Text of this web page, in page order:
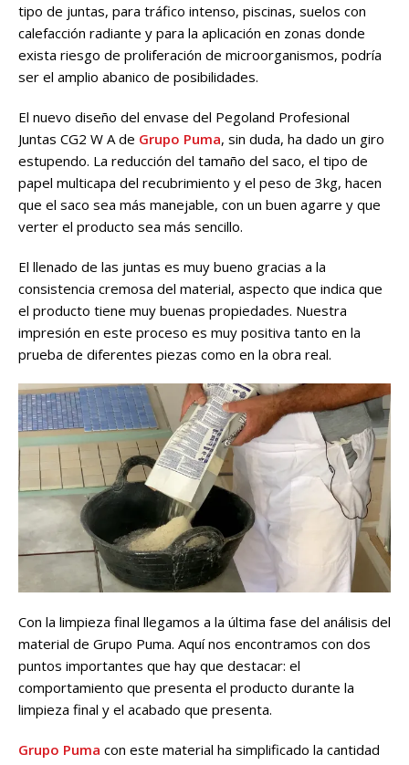
tipo de juntas, para tráfico intenso, piscinas, suelos con
calefacción radiante y para la aplicación en zonas donde
exista riesgo de proliferación de microorganismos, podría
ser el amplio abanico de posibilidades.
El nuevo diseño del envase del Pegoland Profesional
Juntas CG2 W A de Grupo Puma, sin duda, ha dado un giro
estupendo. La reducción del tamaño del saco, el tipo de
papel multicapa del recubrimiento y el peso de 3kg, hacen
que el saco sea más manejable, con un buen agarre y que
verter el producto sea más sencillo.
El llenado de las juntas es muy bueno gracias a la
consistencia cremosa del material, aspecto que indica que
el producto tiene muy buenas propiedades. Nuestra
impresión en este proceso es muy positiva tanto en la
prueba de diferentes piezas como en la obra real.
Con la limpieza final llegamos a la última fase del análisis del
material de Grupo Puma. Aquí nos encontramos con dos
puntos importantes que hay que destacar: el
comportamiento que presenta el producto durante la
limpieza final y el acabado que presenta.
Grupo Puma con este material ha simplificado la cantidad